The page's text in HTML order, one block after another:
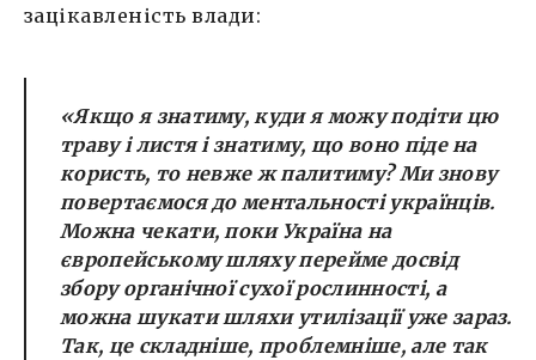
зацікавленість влади:
«Якщо я знатиму, куди я можу подіти цю
траву і листя і знатиму, що воно піде на
користь, то невже ж палитиму? Ми знову
повертаємося до ментальності українців.
Можна чекати, поки Україна на
європейському шляху перейме досвід
збору органічної сухої рослинності, а
можна шукати шляхи утилізації уже зараз.
Так, це складніше, проблемніше, але так